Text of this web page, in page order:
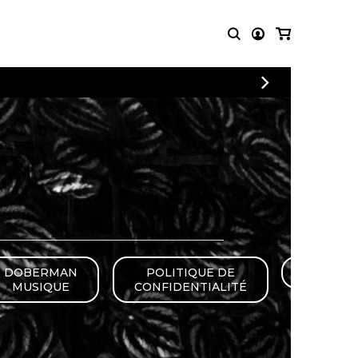
CONNEXION
INSCRIPTION
PARTITIONS
POUR
ENSEMBLES
Chœur
Concerto
Musique de chambre
Orchestre
Quatuor de flûtes
Quatuor de saxophones
AUTRES
PRODUITS
Articles promotionnels
Cordes Knobloch
Disques compacts et
DVDs
Ouvrages théoriques
et livres
DOBERMAN
MUSIQUE
POLITIQUE DE
CONFIDENTIALITÉ